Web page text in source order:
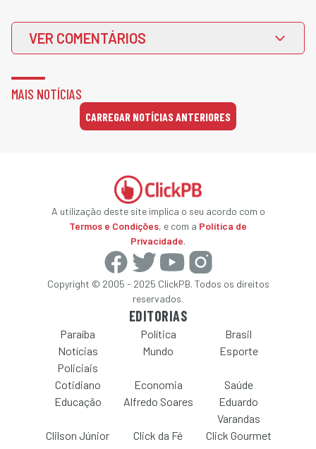
VER COMENTÁRIOS
MAIS NOTÍCIAS
CARREGAR NOTÍCIAS ANTERIORES
A utilização deste site implica o seu acordo com o
Termos e Condições, e com a Política de
Privacidade.
Copyright © 2005 - 2025 ClickPB. Todos os direitos
reservados.
EDITORIAS
Paraíba Política
Brasil
Notícias
Policiais
Mundo Esporte
Cotidiano Economia
Saúde
Educação
Alfredo Soares
Eduardo
Varandas
Clilson Júnior
Click da Fé
Click Gourmet